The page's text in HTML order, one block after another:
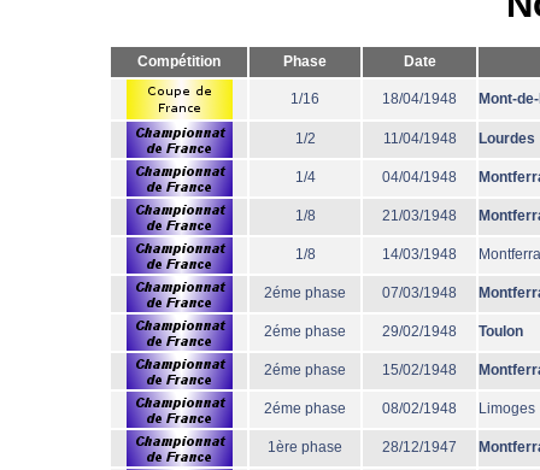
Compétition Phase Date
1/16 18/04/1948 Mont-
1/2 11/04/1948 Lourdes
1/4 04/04/1948
1/8 21/03/1948
1/8 14/03/1948
2éme phase 07/03/1948
2éme phase 29/02/1948 Toulon
2éme phase 15/02/1948
2éme phase 08/02/1948 Limoges
1ère phase 28/12/1947